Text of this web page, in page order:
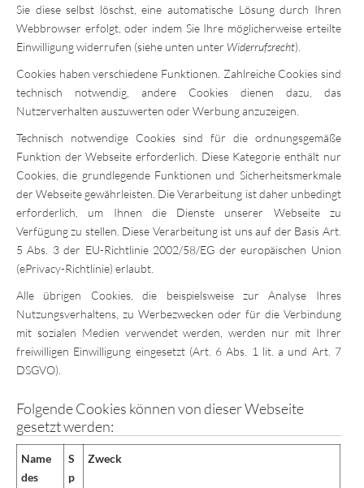
Sie diese selbst löschst, eine automatische Lösung durch Ihren
Webbrowser erfolgt, oder indem Sie Ihre möglicherweise erteilte
Einwilligung widerrufen (siehe unten unter Widerrufsrecht).
Cookies haben verschiedene Funktionen. Zahlreiche Cookies sind
technisch notwendig, andere Cookies dienen dazu, das
Nutzerverhalten auszuwerten oder Werbung anzuzeigen.
Technisch notwendige Cookies sind für die ordnungsgemäße
Funktion der Webseite erforderlich. Diese Kategorie enthält nur
Cookies, die grundlegende Funktionen und Sicherheitsmerkmale
der Webseite gewährleisten. Die Verarbeitung ist daher unbedingt
erforderlich, um Ihnen die Dienste unserer Webseite zu
Verfügung zu stellen. Diese Verarbeitung ist uns auf der Basis Art.
5 Abs. 3 der EU-Richtlinie 2002/58/EG der europäischen Union
(ePrivacy-Richtlinie) erlaubt.
Alle übrigen Cookies, die beispielsweise zur Analyse Ihres
Nutzungsverhaltens, zu Werbezwecken oder für die Verbindung
mit sozialen Medien verwendet werden, werden nur mit Ihrer
freiwilligen Einwilligung eingesetzt (Art. 6 Abs. 1 lit. a und Art. 7
DSGVO).
Folgende Cookies können von dieser Webseite
gesetzt werden:
Name
des
S
p
Zweck